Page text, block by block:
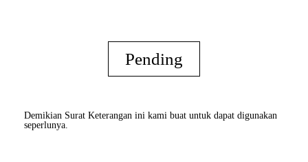
Pending
Demikian Surat Keterangan ini kami buat untuk dapat digunakan
seperlunya.